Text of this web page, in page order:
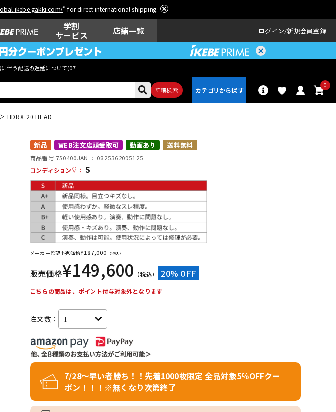
gakki.com/" for direct international shipping.
学割
サービス
店舗一覧 ログイン 新規会員登録
に伴う配送の遅延について(07月29日
詳細検索
0
ウクレレ ドラム
その他楽器
レコーディン
グ機器
配信/ライブ
機器
HDRX 20 HEAD
新品 WEB注文店頭受取可 動画あり 送料無料
商品番号 750400JAN ： 0825362095125
コンディション
： S
メーカー希望小売価格¥187,000（税込）
販売価格¥149,600 （税込） 20% OFF
こちらの商品は、ポイント付与対象外となります
注文数：
7/28～早い者勝ち！！先着1000枚限定 全品対象5％OFFクー
ポン！！！※無くなり次第終了